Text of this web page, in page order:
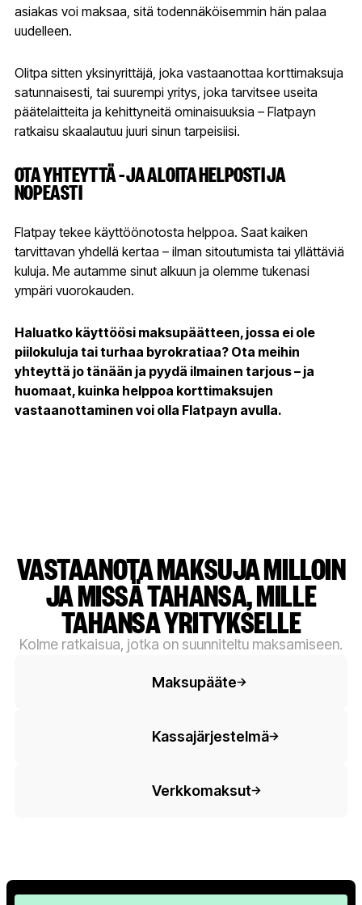
asiakas voi maksaa, sitä todennäköisemmin hän palaa
uudelleen.
Olitpa sitten yksinyrittäjä, joka vastaanottaa korttimaksuja
satunnaisesti, tai suurempi yritys, joka tarvitsee useita
päätelaitteita ja kehittyneitä ominaisuuksia – Flatpayn
ratkaisu skaalautuu juuri sinun tarpeisiisi.
OTA YHTEYTTÄ – JA ALOITA HELPOSTI JA
NOPEASTI
Flatpay tekee käyttöönotosta helppoa. Saat kaiken
tarvittavan yhdellä kertaa – ilman sitoutumista tai yllättäviä
kuluja. Me autamme sinut alkuun ja olemme tukenasi
ympäri vuorokauden.
Haluatko käyttöösi maksupäätteen, jossa ei ole
piilokuluja tai turhaa byrokratiaa? Ota meihin
yhteyttä jo tänään ja pyydä ilmainen tarjous – ja
huomaat, kuinka helppoa korttimaksujen
vastaanottaminen voi olla Flatpayn avulla.
VASTAANOTA MAKSUJA MILLOIN
JA MISSÄ TAHANSA, MILLE
TAHANSA YRITYKSELLE
Kolme ratkaisua, jotka on suunniteltu maksamiseen.
Maksupääte
Kassajärjestelmä
Verkkomaksut